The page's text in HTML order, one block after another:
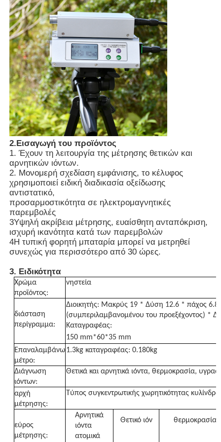
Σχετικά με εμάς
Γύρος εργοστασίων
Ποιοτικός έλεγχος
επαφή
Νέα
Οι υποθέσεις δείχνουν
Ζητήστε ένα απόσπασμα
Ανιχνευτής πυρηνικής ακτινοβολίας
Προσωπικό δοσίμετρο
των ακτίνων X αισθητήρας
Σύστημα Παρακολούθησης Πυρηνικής Ακτινοβολίας
ανιχνευτής ραδονίου
Οθόνη Αρνητικών Ιόντων Ατμόσφαιρας
Ανιχνευτής PM2,5
2.Εισαγωγή του προϊόντος
1. Έχουν τη λειτουργία της μέτρησης θετικών και
αρνητικών ιόντων.
2. Μονομερή σχεδίαση εμφάνισης, το κέλυφος
χρησιμοποιεί ειδική διαδικασία οξείδωσης
αντιστατικό,
προσαρμοστικότητα σε ηλεκτρομαγνητικές
παρεμβολές
3Υψηλή ακρίβεια μέτρησης, ευαίσθητη ανταπόκριση,
ισχυρή ικανότητα κατά των παρεμβολών
4Η τυπική φορητή μπαταρία μπορεί να μετρηθεί
συνεχώς για περισσότερο από 30 ώρες.
3. Ειδικότητα
Χρώμα
προϊόντος:
νηστεία
διάσταση
περίγραμμα:
Διοικητής: Μακρύς 19 * Δύση 12.6 * πάχος
(συμπεριλαμβανομένου του προεξέχοντος) *
Καταγραφέας:
150 mm*60*35 mm
Επαναλαμβάνω
μέτρο:
1.3kg καταγραφέας: 0.180kg
Διάγνωση
ιόντων:
Θετικά και αρνητικά ιόντα, θερμοκρασία,
αρχή
μέτρησης:
Τύπος συγκεντρωτικής χωρητικότητας
εύρος
μέτρησης:
Αρνητικά
ιόντα
ατομικά
Θετικό ιόν θερμοκρασία